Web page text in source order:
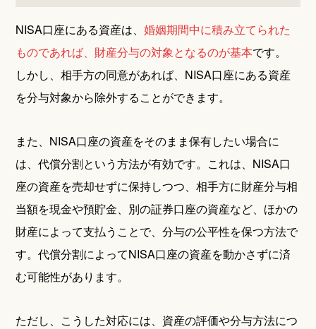
NISA口座にある資産は、婚姻期間中に積み立てられた
ものであれば、財産分与の対象となるのが基本です。
しかし、相手方の同意があれば、NISA口座にある資産
を分与対象から除外することができます。
また、NISA口座の資産をそのまま保有したい場合に
は、代償分割という方法が有効です。これは、NISA口
座の資産を売却せずに保持しつつ、相手方に財産分与相
当額を現金や預貯金、別の証券口座の資産など、ほかの
財産によって支払うことで、分与の公平性を保つ方法で
す。代償分割によってNISA口座の資産を動かさずに済
む可能性があります。
ただし、こうした対応には、資産の評価や分与方法につ